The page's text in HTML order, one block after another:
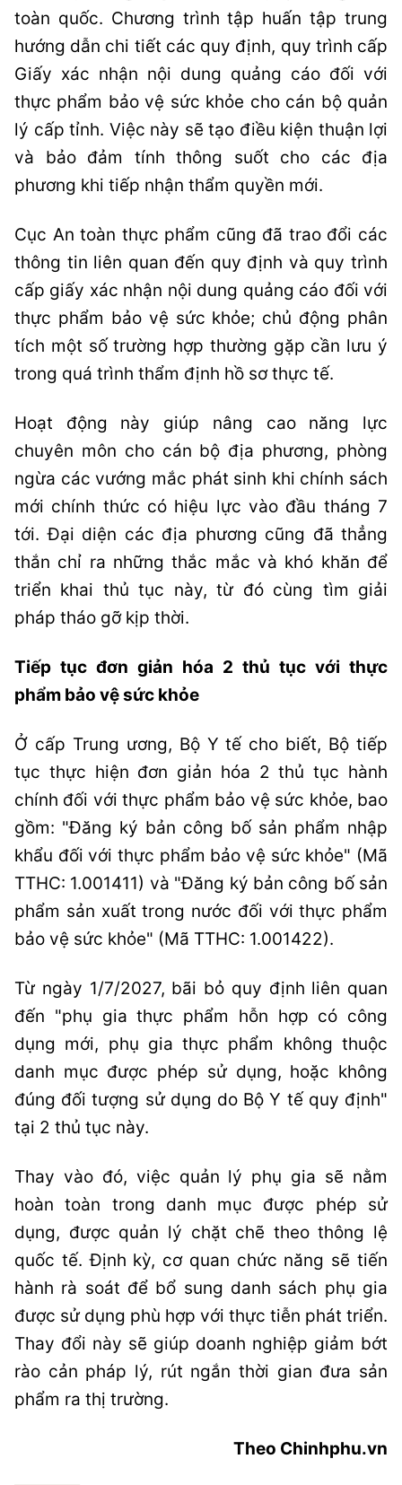
toàn quốc. Chương trình tập huấn tập trung
hướng dẫn chi tiết các quy định, quy trình cấp
Giấy xác nhận nội dung quảng cáo đối với
thực phẩm bảo vệ sức khỏe cho cán bộ quản
lý cấp tỉnh. Việc này sẽ tạo điều kiện thuận lợi
và bảo đảm tính thông suốt cho các địa
phương khi tiếp nhận thẩm quyền mới.
Cục An toàn thực phẩm cũng đã trao đổi các
thông tin liên quan đến quy định và quy trình
cấp giấy xác nhận nội dung quảng cáo đối với
thực phẩm bảo vệ sức khỏe; chủ động phân
tích một số trường hợp thường gặp cần lưu ý
trong quá trình thẩm định hồ sơ thực tế.
Hoạt động này giúp nâng cao năng lực
chuyên môn cho cán bộ địa phương, phòng
ngừa các vướng mắc phát sinh khi chính sách
mới chính thức có hiệu lực vào đầu tháng 7
tới. Đại diện các địa phương cũng đã thẳng
thắn chỉ ra những thắc mắc và khó khăn để
triển khai thủ tục này, từ đó cùng tìm giải
pháp tháo gỡ kịp thời.
Tiếp tục đơn giản hóa 2 thủ tục với thực
phẩm bảo vệ sức khỏe
Ở cấp Trung ương, Bộ Y tế cho biết, Bộ tiếp
tục thực hiện đơn giản hóa 2 thủ tục hành
chính đối với thực phẩm bảo vệ sức khỏe, bao
gồm: "Đăng ký bản công bố sản phẩm nhập
khẩu đối với thực phẩm bảo vệ sức khỏe" (Mã
TTHC: 1.001411) và "Đăng ký bản công bố sản
phẩm sản xuất trong nước đối với thực phẩm
bảo vệ sức khỏe" (Mã TTHC: 1.001422).
Từ ngày 1/7/2027, bãi bỏ quy định liên quan
đến "phụ gia thực phẩm hỗn hợp có công
dụng mới, phụ gia thực phẩm không thuộc
danh mục được phép sử dụng, hoặc không
đúng đối tượng sử dụng do Bộ Y tế quy định"
tại 2 thủ tục này.
Thay vào đó, việc quản lý phụ gia sẽ nằm
hoàn toàn trong danh mục được phép sử
dụng, được quản lý chặt chẽ theo thông lệ
quốc tế. Định kỳ, cơ quan chức năng sẽ tiến
hành rà soát để bổ sung danh sách phụ gia
được sử dụng phù hợp với thực tiễn phát triển.
Thay đổi này sẽ giúp doanh nghiệp giảm bớt
rào cản pháp lý, rút ngắn thời gian đưa sản
phẩm ra thị trường.
Theo Chinhphu.vn